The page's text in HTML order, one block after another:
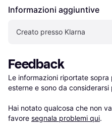
Informazioni aggiuntive
Creato presso Klarna
Feedback
Le informazioni riportate
esterne e sono da
Hai notato qualcosa che non
favore segnala problemi qui.